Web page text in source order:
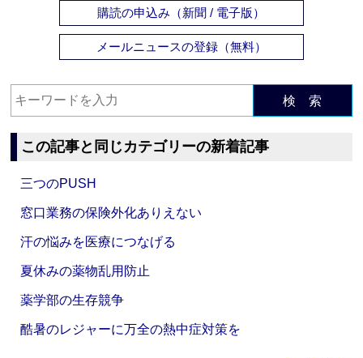
購読の申込み（新聞 / 電子版）
メールニュースの登録（無料）
検 索
この記事と同じカテゴリーの新着記事
三つのPUSH
窓口業務の保険外化ありえない
汗の悩みを医療につなげる
夏休みの薬物乱用防止
薬学部の生存競争
酷暑のレジャーに万全の熱中症対策を